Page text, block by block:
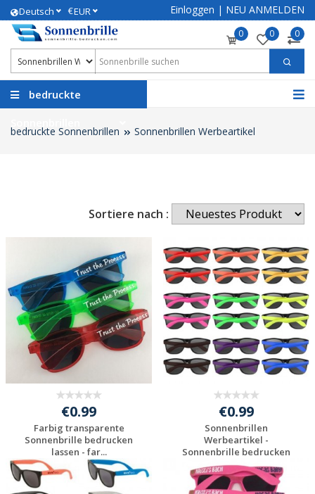
Deutsch €EUR Einloggen | NEU ANMELDEN
0 0 0
bedruckte
bedruckte Sonnenbrillen Sonnenbrillen Werbeartikel
Sortiere nach :
€0.99
Farbig transparente
Sonnenbrille bedrucken
lassen - far...
Individuelles
Angebot anfordern
€0.99
Sonnenbrillen
Werbeartikel -
Sonnenbrille bedrucken
gün...
Individuelles
Angebot anfordern